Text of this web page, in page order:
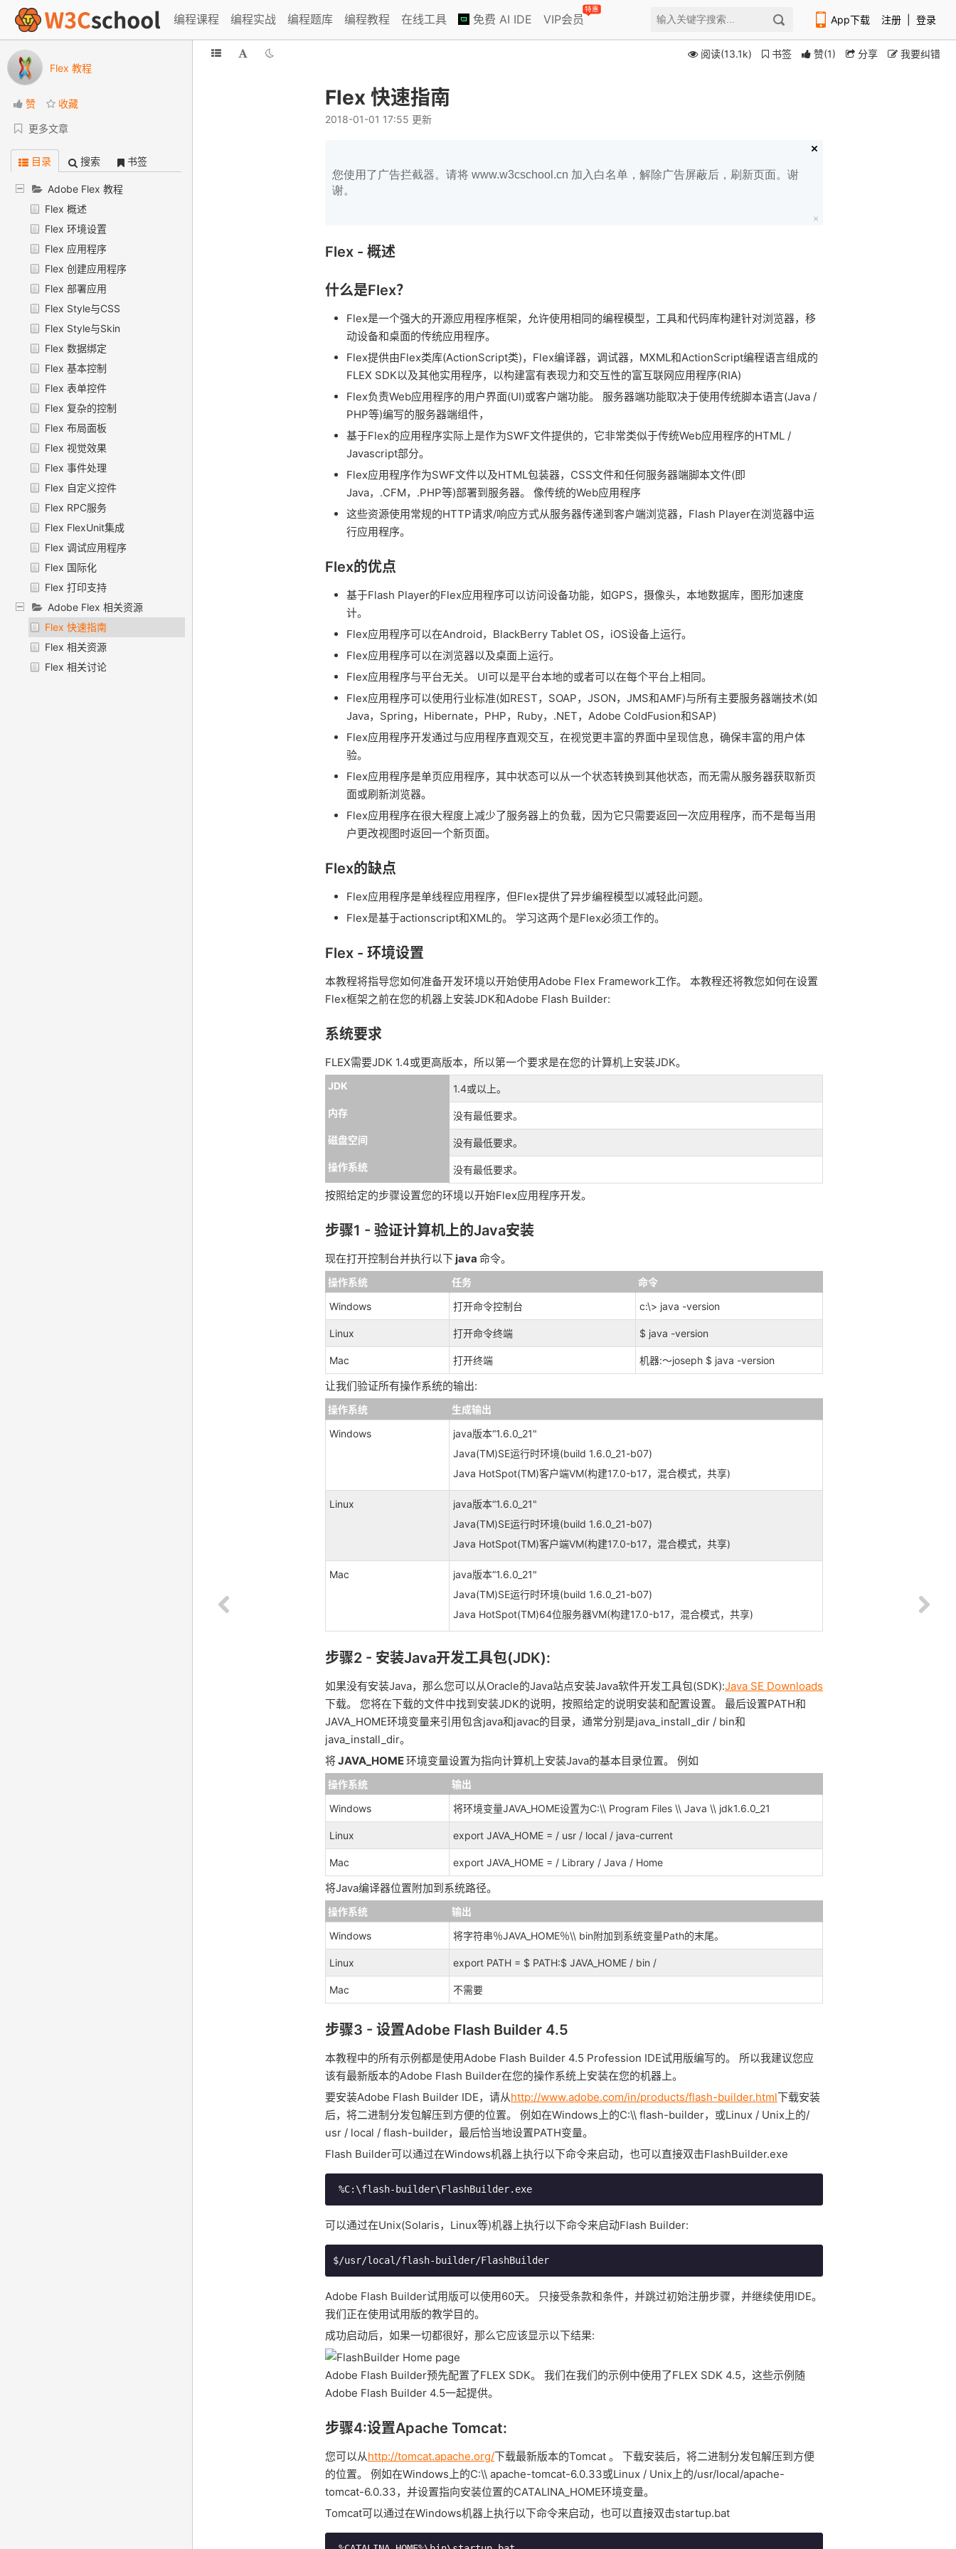
编程课程 编程实战 编程题库 编程教程 在线工具 免费 AI IDE VIP会员
特惠
App下载 注册 登录
Flex 教程
赞 收藏
更多文章
目录 搜索 书签
Adobe Flex 教程
Flex 概述
Flex 环境设置
Flex 应用程序
Flex 创建应用程序
Flex 部署应用
Flex Style与CSS
Flex Style与Skin
Flex 数据绑定
Flex 基本控制
Flex 表单控件
Flex 复杂的控制
Flex 布局面板
Flex 视觉效果
Flex 事件处理
Flex 自定义控件
Flex RPC服务
Flex FlexUnit集成
Flex 调试应用程序
Flex 国际化
Flex 打印支持
Adobe Flex 相关资源
Flex 快速指南
Flex 相关资源
Flex 相关讨论
阅读(13.1k) 书签 赞(1) 分享 我要纠错
Flex 快速指南
2018-01-01 17:55 更新
您使用了广告拦截器。请将 www.w3cschool.cn 加入白名单，解除广告屏蔽后，刷新页面。谢
谢。
Flex - 概述
什么是Flex？
Flex是一个强大的开源应用程序框架，允许使用相同的编程模型，工具和代码库构建针对浏览器，移
动设备和桌面的传统应用程序。
Flex提供由Flex类库(ActionScript类)，Flex编译器，调试器，MXML和ActionScript编程语言组成的
FLEX SDK以及其他实用程序，以构建富有表现力和交互性的富互联网应用程序(RIA)
Flex负责Web应用程序的用户界面(UI)或客户端功能。
服务器端功能取决于使用传统脚本语言(Java /
PHP等)编写的服务器端组件，
基于Flex的应用程序实际上是作为SWF文件提供的，它非常类似于传统Web应用程序的HTML /
Javascript部分。
Flex应用程序作为SWF文件以及HTML包装器，CSS文件和任何服务器端脚本文件(即
Java，.CFM，.PHP等)部署到服务器。
像传统的Web应用程序
这些资源使用常规的HTTP请求/响应方式从服务器传递到客户端浏览器，Flash Player在浏览器中运
行应用程序。
Flex的优点
基于Flash Player的Flex应用程序可以访问设备功能，如GPS，摄像头，本地数据库，图形加速度
计。
Flex应用程序可以在Android，BlackBerry Tablet OS，iOS设备上运行。
Flex应用程序可以在浏览器以及桌面上运行。
Flex应用程序与平台无关。
UI可以是平台本地的或者可以在每个平台上相同。
Flex应用程序可以使用行业标准(如REST，SOAP，JSON，JMS和AMF)与所有主要服务器端技术(如
Java，Spring，Hibernate，PHP，Ruby，.NET，Adobe ColdFusion和SAP)
Flex应用程序开发通过与应用程序直观交互，在视觉更丰富的界面中呈现信息，确保丰富的用户体
验。
Flex应用程序是单页应用程序，其中状态可以从一个状态转换到其他状态，而无需从服务器获取新页
面或刷新浏览器。
Flex应用程序在很大程度上减少了服务器上的负载，因为它只需要返回一次应用程序，而不是每当用
户更改视图时返回一个新页面。
Flex的缺点
Flex应用程序是单线程应用程序，但Flex提供了异步编程模型以减轻此问题。
Flex是基于actionscript和XML的。
学习这两个是Flex必须工作的。
Flex - 环境设置
本教程将指导您如何准备开发环境以开始使用Adobe Flex Framework工作。
本教程还将教您如何在设置
Flex框架之前在您的机器上安装JDK和Adobe Flash Builder:
系统要求
FLEX需要JDK 1.4或更高版本，所以第一个要求是在您的计算机上安装JDK。
JDK
1.4或以上。
内存
没有最低要求。
磁盘空间
没有最低要求。
操作系统
没有最低要求。
按照给定的步骤设置您的环境以开始Flex应用程序开发。
步骤1 - 验证计算机上的Java安装
现在打开控制台并执行以下 java 命令。
操作系统 任务
命令
Windows
打开命令控制台 c:\> java -version
Linux 打开命令终端 $ java -version
Mac 打开终端 机器:〜joseph $ java -version
让我们验证所有操作系统的输出:
操作系统
生成输出
Windows
java版本“1.6.0_21"
Java(TM)SE运行时环境(build 1.6.0_21-b07)
Java HotSpot(TM)客户端VM(构建17.0-b17，混合模式，共享)
Linux
java版本“1.6.0_21"
Java(TM)SE运行时环境(build 1.6.0_21-b07)
Java HotSpot(TM)客户端VM(构建17.0-b17，混合模式，共享)
Mac
java版本“1.6.0_21"
Java(TM)SE运行时环境(build 1.6.0_21-b07)
Java HotSpot(TM)64位服务器VM(构建17.0-b17，混合模式，共享)
步骤2 - 安装Java开发工具包(JDK):
如果没有安装Java，那么您可以从Oracle的Java站点安装Java软件开发工具包(SDK):Java SE Downloads
下载。 您将在下载的文件中找到安装JDK的说明，按照给定的说明安装和配置设置。
最后设置PATH和
JAVA_HOME环境变量来引用包含java和javac的目录，通常分别是java_install_dir / bin和
java_install_dir。
将JAVA_HOME环境变量设置为指向计算机上安装Java的基本目录位置。 例如
操作系统
输出
Windows
将环境变量JAVA_HOME设置为C:\\ Program Files \\ Java \\ jdk1.6.0_21
Linux export JAVA_HOME = / usr / local / java-current
Mac export JAVA_HOME = / Library / Java / Home
将Java编译器位置附加到系统路径。
操作系统
输出
Windows
将字符串％JAVA_HOME％\\ bin附加到系统变量Path的末尾。
Linux export PATH = $ PATH:$ JAVA_HOME / bin /
Mac 不需要
步骤3 - 设置Adobe Flash Builder 4.5
本教程中的所有示例都是使用Adobe Flash Builder 4.5 Profession IDE试用版编写的。
所以我建议您应
该有最新版本的Adobe Flash Builder在您的操作系统上安装在您的机器上。
要安装Adobe Flash Builder IDE，请从http://www.adobe.com/in/products/flash-builder.html下载安装
后，将二进制分发包解压到方便的位置。
例如在Windows上的C:\\ flash-builder，或Linux / Unix上的/
usr / local / flash-builder，最后恰当地设置PATH变量。
Flash Builder可以通过在Windows机器上执行以下命令来启动，也可以直接双击FlashBuilder.exe
可以通过在Unix(Solaris，Linux等)机器上执行以下命令来启动Flash Builder:
Adobe Flash Builder试用版可以使用60天。
只接受条款和条件，并跳过初始注册步骤，并继续使用IDE。
我们正在使用试用版的教学目的。
成功启动后，如果一切都很好，那么它应该显示以下结果:
Adobe Flash Builder预先配置了FLEX SDK。
我们在我们的示例中使用了FLEX SDK 4.5，这些示例随
Adobe Flash Builder 4.5一起提供。
步骤4:设置Apache Tomcat:
您可以从http://tomcat.apache.org/下载最新版本的Tomcat 。
下载安装后，将二进制分发包解压到方便
的位置。
例如在Windows上的C:\\ apache-tomcat-6.0.33或Linux / Unix上的/usr/local/apache-
tomcat-6.0.33，并设置指向安装位置的CATALINA_HOME环境变量。
Tomcat可以通过在Windows机器上执行以下命令来启动，也可以直接双击startup.bat